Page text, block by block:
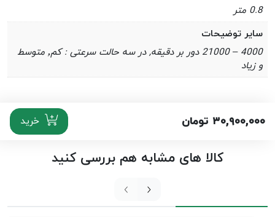
0.8 متر
سایر توضیحات
4000 – 21000 دور بر دقیقه, در سه حالت سرعتی : کم٬ متوسط
و زیاد
۳۰,۹۰۰,۰۰۰ تومان خرید
کالا های مشابه هم بررسی کنید